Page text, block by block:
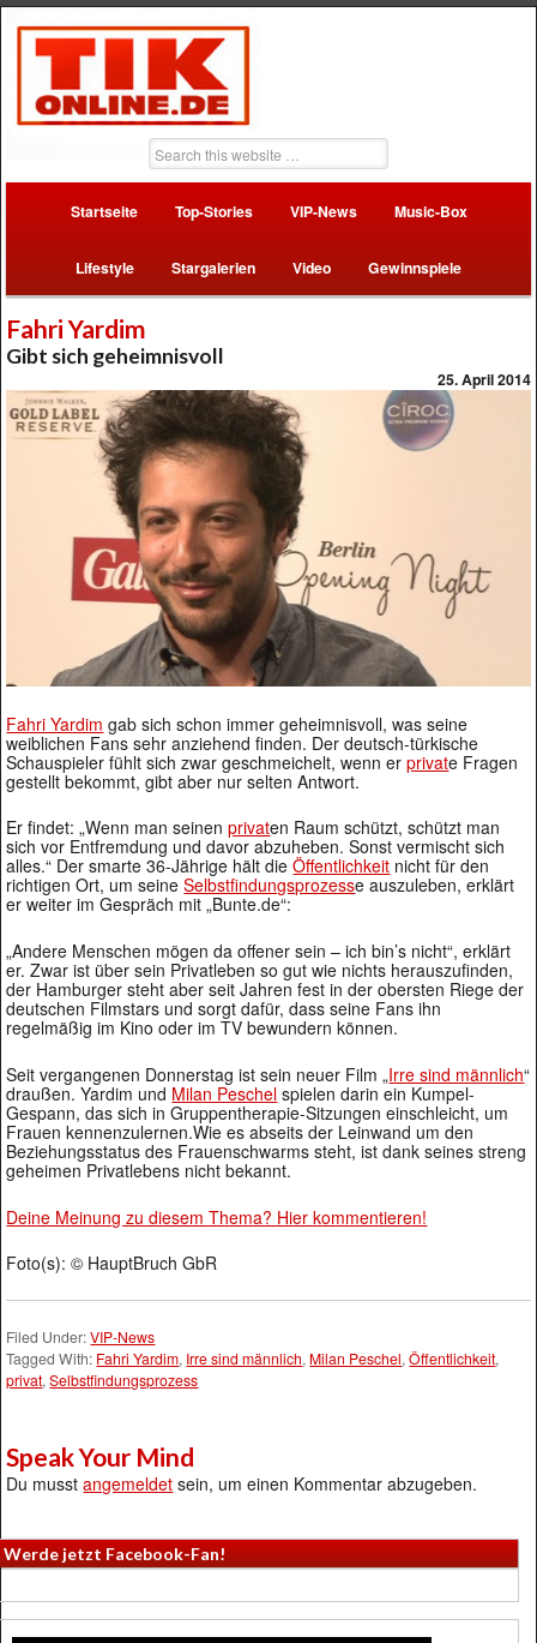
Startseite Top-Stories VIP-News Music-Box
Lifestyle Stargalerien Video Gewinnspiele
Fahri Yardim
Gibt sich geheimnisvoll
25. April 2014
Fahri Yardim gab sich schon immer geheimnisvoll, was seine
weiblichen Fans sehr anziehend finden. Der deutsch-türkische
Schauspieler fühlt sich zwar geschmeichelt, wenn erprivate Fragen
gestellt bekommt, gibt aber nur selten Antwort.
Er findet: „Wenn man seinenprivaten Raum schützt, schützt man
sich vor Entfremdung und davor abzuheben. Sonst vermischt sich
alles.“ Der smarte 36-Jährige hält dieÖffentlichkeit nicht für den
richtigen Ort, um seineSelbstfindungsprozesse auszuleben, erklärt
er weiter im Gespräch mit „Bunte.de“:
„Andere Menschen mögen da offener sein – ich bin’s nicht“, erklärt
er. Zwar ist über sein Privatleben so gut wie nichts herauszufinden,
der Hamburger steht aber seit Jahren fest in der obersten Riege der
deutschen Filmstars und sorgt dafür, dass seine Fans ihn
regelmäßig im Kino oder im TV bewundern können.
Seit vergangenen Donnerstag ist sein neuer Film „Irre sind männlich“
draußen. Yardim und Milan Peschel spielen darin ein Kumpel-
Gespann, das sich in Gruppentherapie-Sitzungen einschleicht, um
Frauen kennenzulernen.Wie es abseits der Leinwand um den
Beziehungsstatus des Frauenschwarms steht, ist dank seines streng
geheimen Privatlebens nicht bekannt.
Deine Meinung zu diesem Thema? Hier kommentieren!
Foto(s): © HauptBruch GbR
Filed Under:VIP-News
Tagged With: Fahri Yardim, Irre sind männlich, Milan Peschel,Öffentlichkeit,
privat,Selbstfindungsprozess
Speak Your Mind
Du musstangemeldet sein, um einen Kommentar abzugeben.
Werde jetzt Facebook-Fan!